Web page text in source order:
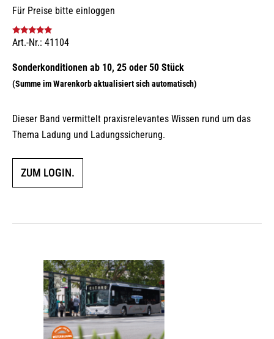
Für Preise bitte einloggen
Bewertet mit
Art.-Nr.: 41104
Dieser Band vermittelt praxisrelevantes Wissen rund um das
Thema Ladung und Ladungssicherung.
ZUM LOGIN.